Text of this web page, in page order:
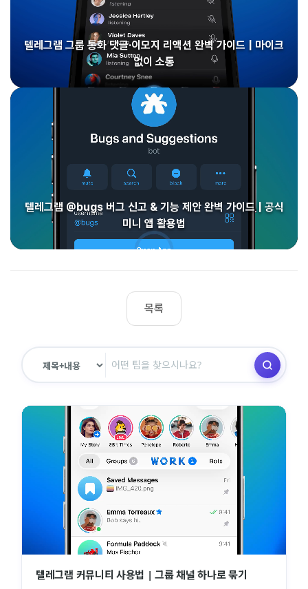
텔레그램 그룹 통화 댓글·이모지 리액션 완벽 가이드 | 마이크
없이 소통
텔레그램 @bugs 버그 신고 & 기능 제안 완벽 가이드 | 공식
미니 앱 활용법
목록
텔레그램 커뮤니티 사용법 | 그룹 채널 하나로 묶기